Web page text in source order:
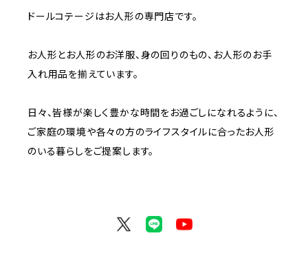
ドールコテージはお人形の専門店です。
お人形とお人形のお洋服、身の回りのもの、お人形のお手
入れ用品を揃えています。
日々、皆様が楽しく豊かな時間をお過ごしになれるように、
ご家庭の環境や各々の方のライフスタイルに合ったお人形
のいる暮らしをご提案します。